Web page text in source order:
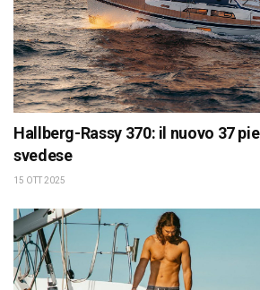
Hallberg-Rassy 370: il nuovo 37
svedese
15 OTT 2025